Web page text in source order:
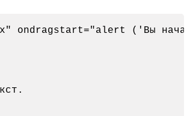
('Вы начали